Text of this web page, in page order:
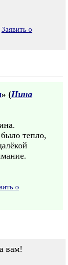
Заявить о
» (Нина
тепло,
о
вам!